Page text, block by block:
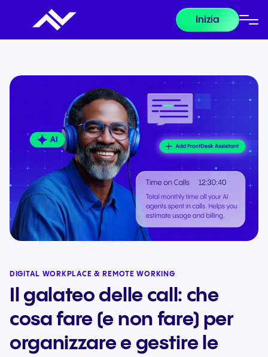
Inizia
DIGITAL WORKPLACE & REMOTE WORKING
Il galateo delle call: che
cosa fare (e non fare) per
organizzare e gestire le